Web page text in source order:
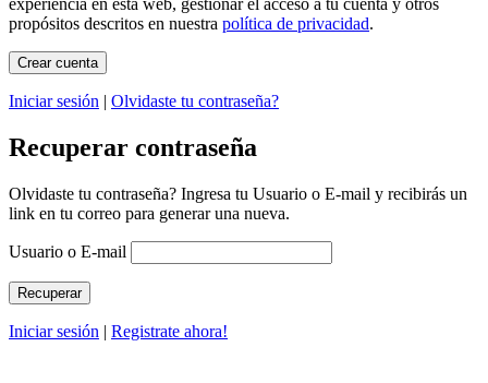
experiencia en esta web, gestionar el acceso a tu cuenta y otros
propósitos descritos en nuestra política de privacidad.
Iniciar sesión | Olvidaste tu contraseña?
Recuperar contraseña
Olvidaste tu contraseña? Ingresa tu Usuario o E-mail y recibirás un
link en tu correo para generar una nueva.
Usuario o E-mail
Iniciar sesión | Registrate ahora!